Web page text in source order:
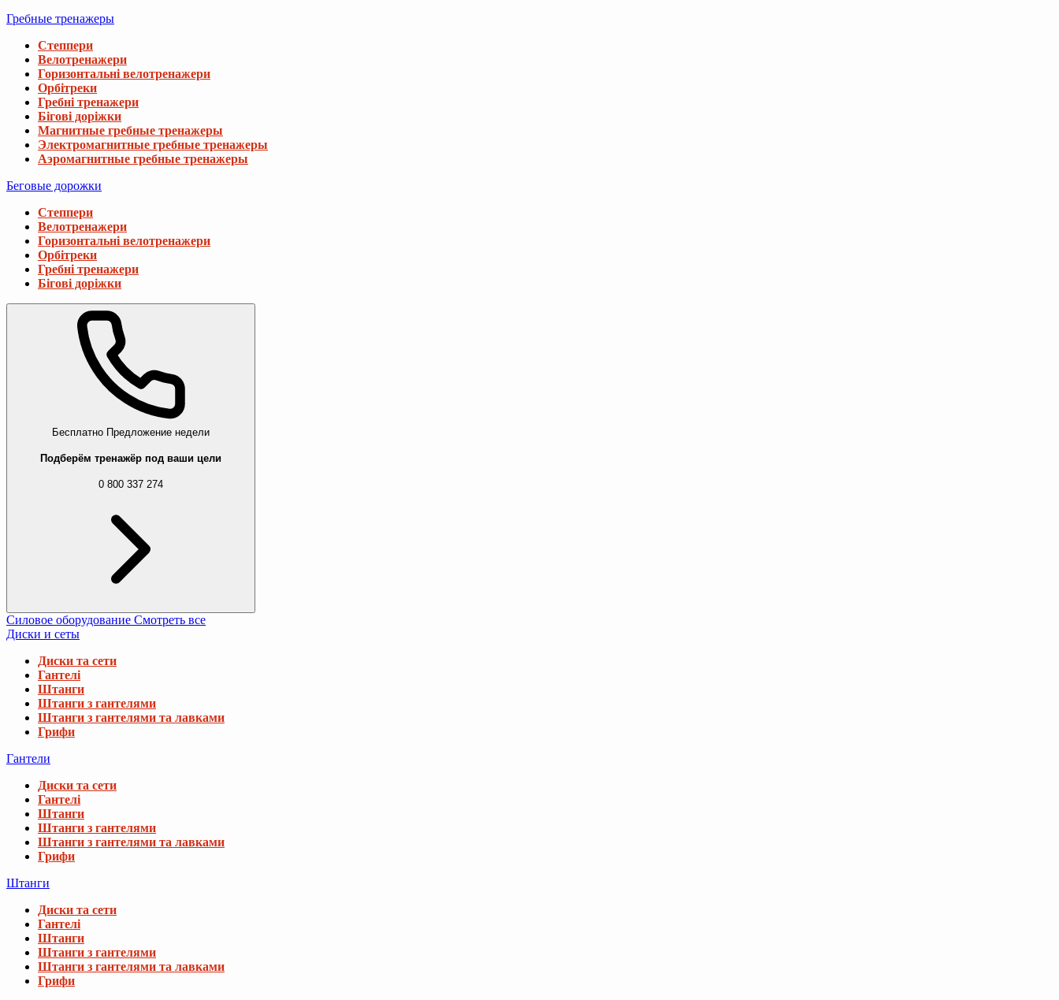
Гребные тренажеры
Степпери
Велотренажери
Горизонтальні велотренажери
Орбітреки
Гребні тренажери
Бігові доріжки
Магнитные гребные тренажеры
Электромагнитные гребные тренажеры
Аэромагнитные гребные тренажеры
Беговые дорожки
Степпери
Велотренажери
Горизонтальні велотренажери
Орбітреки
Гребні тренажери
Бігові доріжки
Бесплатно Предложение недели
Подберём тренажёр под ваши цели
0 800 337 274
Силовое оборудование Смотреть все
Диски и сеты
Диски та сети
Гантелі
Штанги
Штанги з гантелями
Штанги з гантелями та лавками
Грифи
Гантели
Диски та сети
Гантелі
Штанги
Штанги з гантелями
Штанги з гантелями та лавками
Грифи
Штанги
Диски та сети
Гантелі
Штанги
Штанги з гантелями
Штанги з гантелями та лавками
Грифи